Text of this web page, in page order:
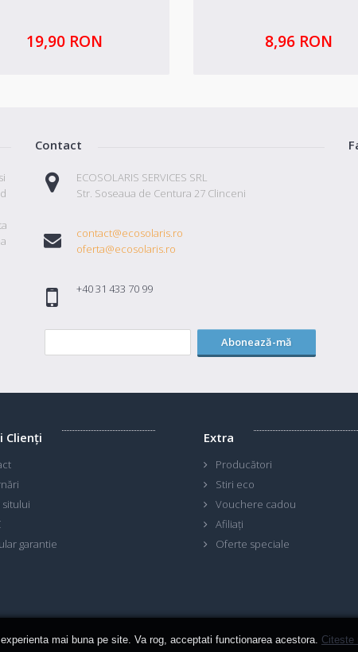
mai buna pe site. Va rog, acceptati functionarea acestora. Citeste
19,90 RON 8,96 RON
Contact
ECOSOLARIS SERVICES SRL
Str. Soseaua de Centura 27 Clinceni
contact@ecosolaris.ro
oferta@ecosolaris.ro
+40 31 433 70 99
Abonează-mă
Clienţi
sitului
garantie
Extra
Producători
Stiri eco
Vouchere cadou
Afiliaţi
Oferte speciale